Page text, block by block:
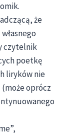
że
czytelnik
poetkę
liryków nie
oprócz